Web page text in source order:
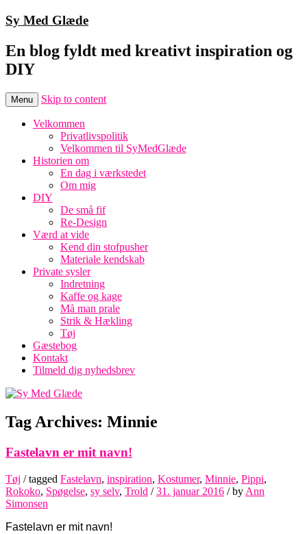
Sy Med Glæde
En blog fyldt med kreativt inspiration og
DIY
Menu Skip to content
Velkommen
Privatlivspolitik
Velkommen til SyMedGlæde
Historien om
En dag i værkstedet
Om mig
DIY
De små fif
Re-Design
Værd at vide
Kend din stofpusher
Materiale kendskab
Private sysler
Indretning
Kaffe og kage
Må man prale
Strik & Hækling
Tøj
Gæstebog
Kontakt
Tilmeld dig nyhedsbrev
Tag Archives: Minnie
Fastelavn er mit navn!
Tøj / tagged Fastelavn, inspiration, Kostumer, Minnie, Pippi,
Rokoko, Spøgelse, sy selv, Trold /31. januar 2016 /by Ann
Simonsen
Fastelavn er mit navn!